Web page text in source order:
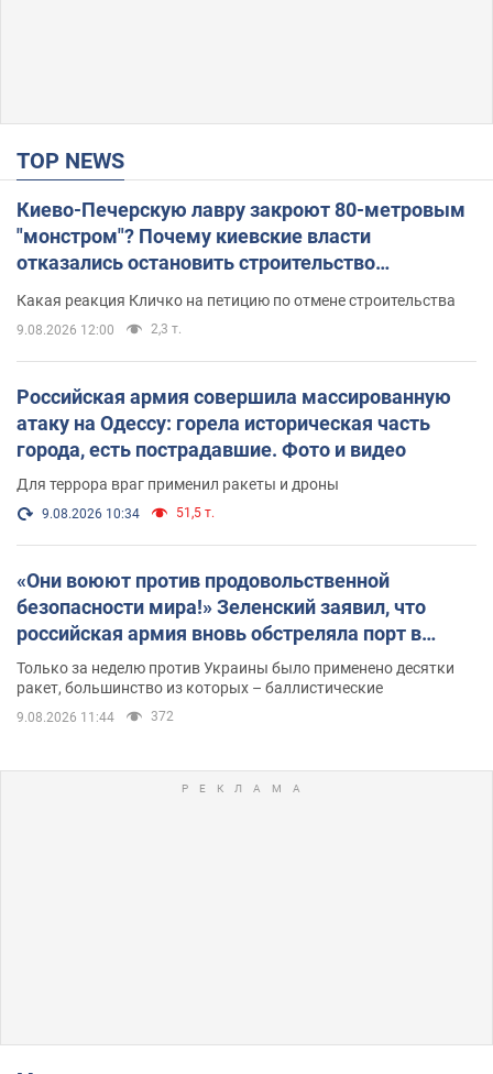
TOP NEWS
Киево-Печерскую лавру закроют 80-метровым
"монстром"? Почему киевские власти
отказались остановить строительство
Какая реакция Кличко на петицию по отмене строительства
9.08.2026 12:00 2,3 т.
Российская армия совершила массированную
атаку на Одессу: горела историческая часть
города, есть пострадавшие. Фото и видео
Для террора враг применил ракеты и дроны
9.08.2026 10:34 51,5 т.
«Они воюют против продовольственной
безопасности мира!» Зеленский заявил, что
российская армия вновь обстреляла порт в
Одессе
Только за неделю против Украины было применено десятки
ракет, большинство из которых – баллистические
9.08.2026 11:44 372